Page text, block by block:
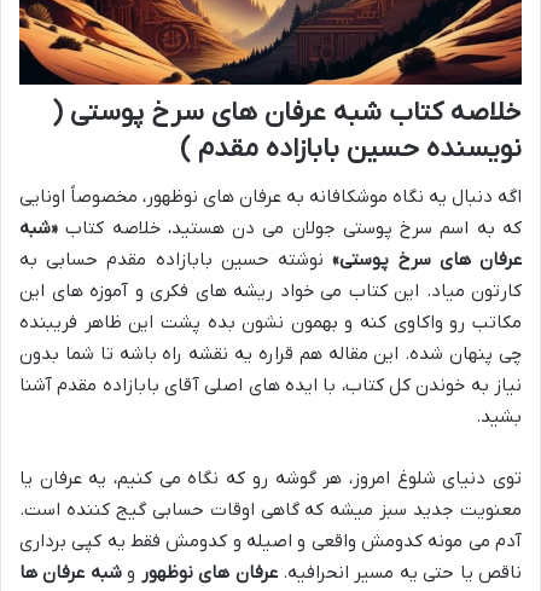
خلاصه کتاب شبه عرفان های سرخ پوستی (
نویسنده حسین بابازاده مقدم )
اگه دنبال یه نگاه موشکافانه به عرفان های نوظهور، مخصوصاً اونایی
که به اسم سرخ پوستی جولان می دن هستید، خلاصه کتاب «شبه
عرفان های سرخ پوستی»نوشته حسین بابازاده مقدم حسابی به
کارتون میاد. این کتاب می خواد ریشه های فکری و آموزه های این
مکاتب رو واکاوی کنه و بهمون نشون بده پشت این ظاهر فریبنده
چی پنهان شده. این مقاله هم قراره یه نقشه راه باشه تا شما بدون
نیاز به خوندن کل کتاب، با ایده های اصلی آقای بابازاده مقدم آشنا
بشید.
توی دنیای شلوغ امروز، هر گوشه رو که نگاه می کنیم، یه عرفان یا
معنویت جدید سبز میشه که گاهی اوقات حسابی گیج کننده است.
آدم می مونه کدومش واقعی و اصیله و کدومش فقط یه کپی برداری
ناقص یا حتی یه مسیر انحرافیه.عرفان های نوظهور وشبه عرفان ها